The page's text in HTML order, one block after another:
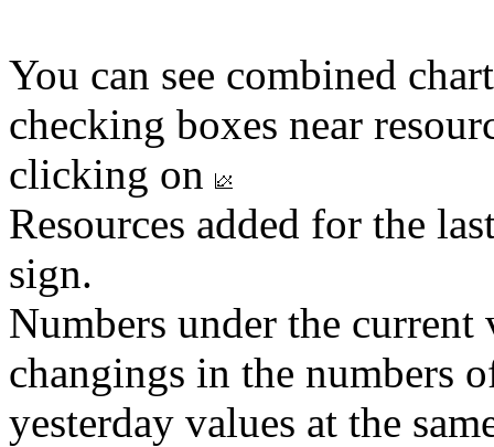
You can see combined
checking boxes near
clicking on
Resources added for the
sign.
Numbers under the
changings in the numbers
yesterday values at the